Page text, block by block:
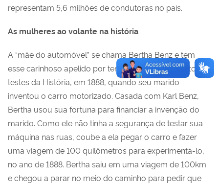
representam 5,6 milhões de condutoras no país.
As mulheres ao volante na história
A “mãe do automóvel” se chama Bertha Benz e tem
esse carinhoso apelido por ter sido o primeiro piloto de
testes da História, em 1888, quando seu marido
inventou o carro motorizado. Casada com Karl Benz,
Bertha usou sua fortuna para financiar a invenção do
marido. Como ele não tinha a segurança de testar sua
máquina nas ruas, coube a ela pegar o carro e fazer
uma viagem de 100 quilômetros para experimentá-lo,
no ano de 1888. Bertha saiu em uma viagem de 100km
e chegou a parar no meio do caminho para pedir que